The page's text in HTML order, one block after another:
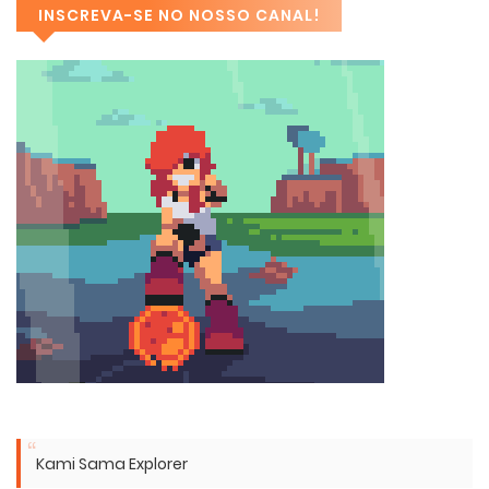
INSCREVA-SE NO NOSSO CANAL!
Kami Sama Explorer